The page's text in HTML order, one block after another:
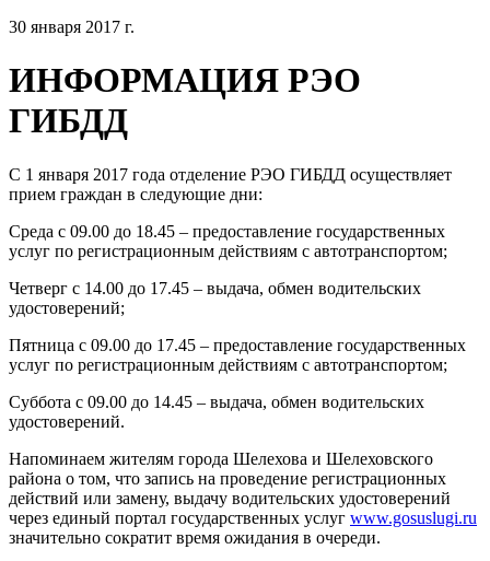
30 января 2017 г.
ИНФОРМАЦИЯ РЭО
ГИБДД
С 1 января 2017 года отделение РЭО ГИБДД осуществляет
прием граждан в следующие дни:
Среда с 09.00 до 18.45 – предоставление государственных
услуг по регистрационным действиям с автотранспортом;
Четверг с 14.00 до 17.45 – выдача, обмен водительских
удостоверений;
Пятница с 09.00 до 17.45 – предоставление государственных
услуг по регистрационным действиям с автотранспортом;
Суббота с 09.00 до 14.45 – выдача, обмен водительских
удостоверений.
Напоминаем жителям города Шелехова и Шелеховского
района о том, что запись на проведение регистрационных
действий или замену, выдачу водительских удостоверений
через единый портал государственных услуг www.gosuslugi.ru
значительно сократит время ожидания в очереди.